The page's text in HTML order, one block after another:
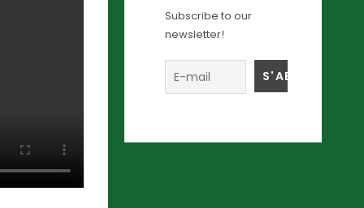
Subscribe to our
newsletter!